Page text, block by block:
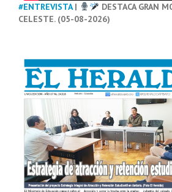
#ENTREVISTA|
DESTACA GRAN
CELESTE. (05-08-2026)